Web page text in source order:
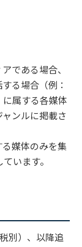
である場合、
る場合（例：
に属する各媒体
ンルに掲載さ
媒体のみを集
います。
別）、以降追